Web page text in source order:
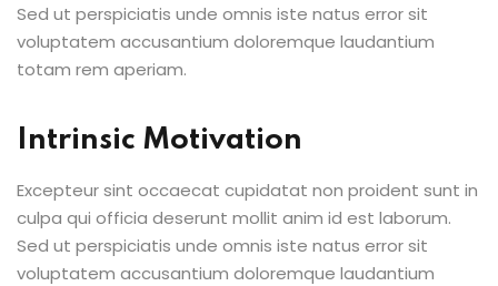
Sed ut perspiciatis unde omnis iste natus error sit
voluptatem accusantium doloremque laudantium
totam rem aperiam.
Intrinsic Motivation
Excepteur sint occaecat cupidatat non proident sunt in
culpa qui officia deserunt mollit anim id est laborum.
Sed ut perspiciatis unde omnis iste natus error sit
voluptatem accusantium doloremque laudantium